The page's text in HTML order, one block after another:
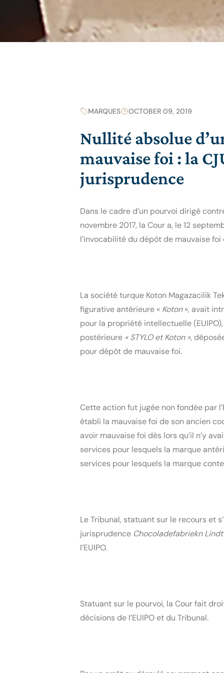
MARQUES OCTOBER 09, 2019
Nullité absolue
mauvaise foi : la
jurisprudence
Dans le cadre d’un pourvoi dirigé
novembre 2017, la Cour a, le 12
l’invocabilité du dépôt de mauvaise
La société turque Koton Magazacilik
figurative antérieure « Koton », avait
pour la propriété intellectuelle
postérieure « STYLO et Koton »,
pour dépôt de mauvaise foi.
Cette action fut jugée non fondée par
établi la mauvaise foi de son ancien
avoir mauvaise foi dès lors qu’il n’y
services pour lesquels la marque
services pour lesquels la marque
Le Tribunal, statuant sur le recours et
jurisprudence Chocoladefabriekn
l’EUIPO.
Statuant sur le pourvoi, la Cour fait
décisions de l’EUIPO et du Tribunal.